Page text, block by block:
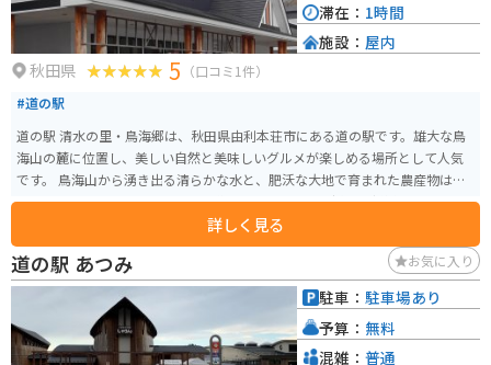
秋田県 5 （口コミ1件）
#道の駅
道の駅 清水の里・鳥海郷は、秋田県由利本荘市にある道の駅です。雄大な鳥
海山の麓に位置し、美しい自然と美味しいグルメが楽しめる場所として人気
です。 鳥海山から湧き出る清らかな水と、肥沃な大地で育まれた農産物は、
この地域ならではの味わいです。道の駅では、地元で採れた新鮮な野菜や果
物が販売されているほか、鳥海高原産の牛乳を使ったソフトクリームやジェ
ラートもおすすめです。 また、併設されている「農産物直売所」では、地元
農家が丹精込めて作った新鮮な野菜や果物、加工品などが販売されていま
す。 バイクで訪れる際には、鳥海ブルーラインを走れば、日本海と鳥海山の
絶景を眺めながらツーリングを楽しむことができます。道の駅には、バイク
スタンドも設置されているので安心です。
詳しく見る
滞在： 1時間
施設： 屋内
道の駅 あつみ お気に入り
駐車： 駐車場あり
予算： 無料
混雑： 普通